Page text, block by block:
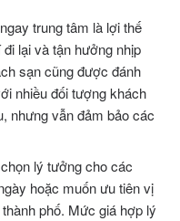
trung tâm là lợi thế
lại và tận hưởng nhịp
sạn cũng được đánh
nhiều đối tượng khách
nhưng vẫn đảm bảo các
lý tưởng cho các
hoặc muốn ưu tiên vị
phố. Mức giá hợp lý